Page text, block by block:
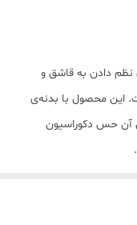
- **ابعاد تقریبی:** - طول: ۲۶ cm -
نظم دادن به قاشق و
این محصول با بدنه‌ی
آن حس دکوراسیون